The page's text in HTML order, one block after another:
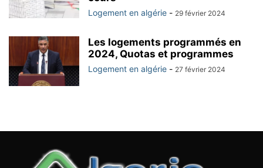
Logement en algérie - 29 février 2024
Les logements programmés en
2024, Quotas et programmes
Logement en algérie - 27 février 2024